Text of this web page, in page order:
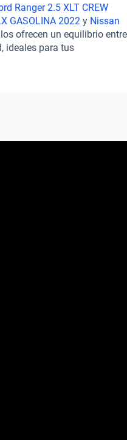
de este vehículo que se
el BAIC Vigus 3 1.8 GL
con confianza y estilo!
Ranger 2.5 XLT CREW
GASOLINA 2022 y Nissan
ofrecen un equilibrio entre
ideales para tus
detalladas en